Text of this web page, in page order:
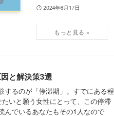
2024年6月17日
と解決策3選
するのが「停滞期」。すでにある程
いと願う女性にとって、この停滞
んでいるあなたもその1人なので